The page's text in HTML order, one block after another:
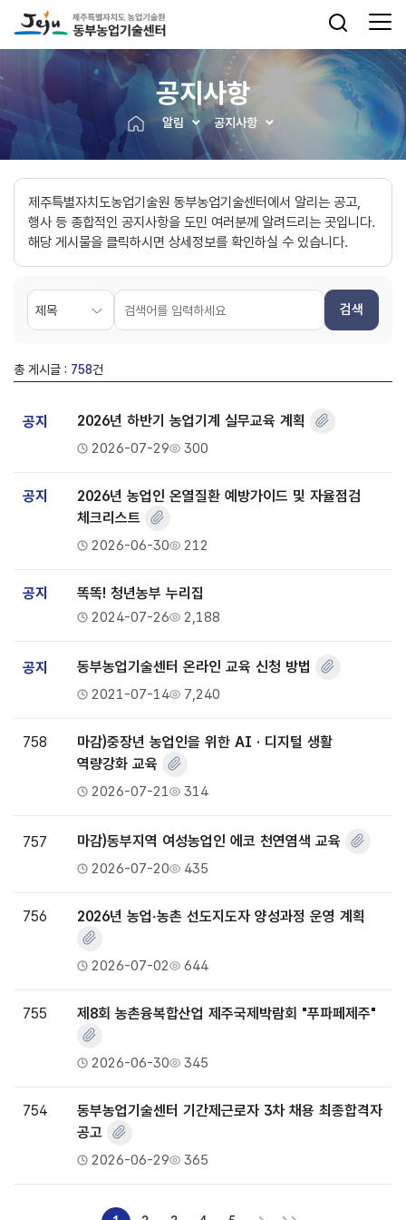
공지사항
알림 공지사항
제주특별자치도농업기술원 동부농업기술센터에서 알리는 공고,
행사 등 종합적인 공지사항을 도민 여러분께 알려드리는 곳입니다.
해당 게시물을 클릭하시면 상세정보를 확인하실 수 있습니다.
검색
총 게시글 : 758건
공지 2026년 하반기 농업기계 실무교육 계획
2026-07-29 300
공지
2026년 농업인 온열질환 예방가이드 및 자율점검
체크리스트
2026-06-30 212
공지 똑똑! 청년농부 누리집
2024-07-26 2,188
공지 동부농업기술센터 온라인 교육 신청 방법
2021-07-14 7,240
758
마감)중장년 농업인을 위한 AI · 디지털 생활
역량강화 교육
2026-07-21 314
757 마감)동부지역 여성농업인 에코 천연염색 교육
2026-07-20 435
756 2026년 농업‧농촌 선도지도자 양성과정 운영 계획
2026-07-02 644
755 제8회 농촌융복합산업 제주국제박람회 "푸파페제주"
2026-06-30 345
754
동부농업기술센터 기간제근로자 3차 채용 최종합격자
공고
2026-06-29 365